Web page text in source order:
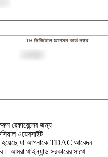
রেফারেন্সের জন্য
ওয়েবসাইট
যা আপনাকে TDAC আবেদন
আমরা থাইল্যান্ড সরকারের সাথে